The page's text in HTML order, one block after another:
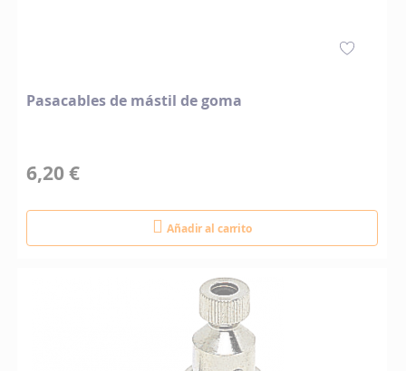
Pasacables de mástil de goma
6,20 €
Añadir al carrito